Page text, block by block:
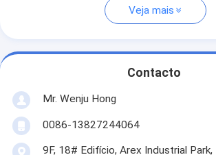
Veja mais
Contacto
Mr. Wenju Hong
0086-13827244064
9F, 18# Edifício, Arex Industrial